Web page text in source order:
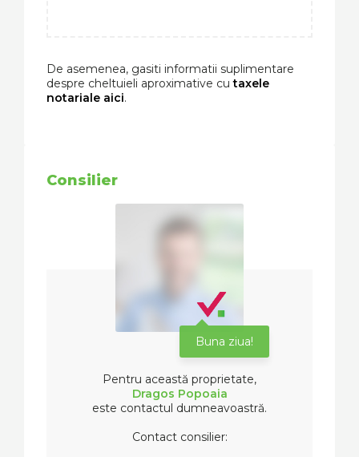
De asemenea, gasiti informatii suplimentare
despre cheltuieli aproximative cutaxele
notariale aici.
Consilier
Buna ziua!
Pentru această proprietate,
Dragos Popoaia
este contactul dumneavoastră.
Contact consilier: